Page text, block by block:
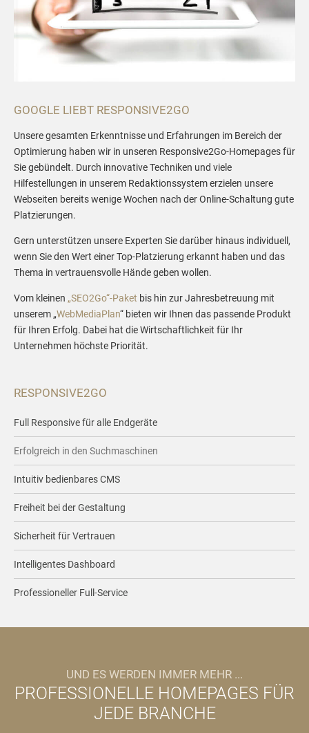
RESPONSIVE2GO
Full Responsive für alle Endgeräte
Erfolgreich in den Suchmaschinen
Intuitiv bedienbares CMS
Freiheit bei der Gestaltung
Sicherheit für Vertrauen
Intelligentes Dashboard
Professioneller Full-Service
GOOGLE LIEBT RESPONSIVE2GO
Unsere gesamten Erkenntnisse und Erfahrungen im Bereich der
Optimierung haben wir in unseren Responsive2Go-Homepages für
Sie gebündelt. Durch innovative Techniken und viele
Hilfestellungen in unserem Redaktionssystem erzielen unsere
Webseiten bereits wenige Wochen nach der Online-Schaltung gute
Platzierungen.
Gern unterstützen unsere Experten Sie darüber hinaus individuell,
wenn Sie den Wert einer Top-Platzierung erkannt haben und das
Thema in vertrauensvolle Hände geben wollen.
Vom kleinen „SEO2Go“-Paket bis hin zur Jahresbetreuung mit
unserem „WebMediaPlan“ bieten wir Ihnen das passende Produkt
für Ihren Erfolg. Dabei hat die Wirtschaftlichkeit für Ihr
Unternehmen höchste Priorität.
UND ES WERDEN IMMER MEHR ...
PROFESSIONELLE HOMEPAGES FÜR
JEDE BRANCHE